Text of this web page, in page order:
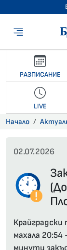
РАЗПИСАНИЕ
LIVE
Начало
02.07.2026
махала